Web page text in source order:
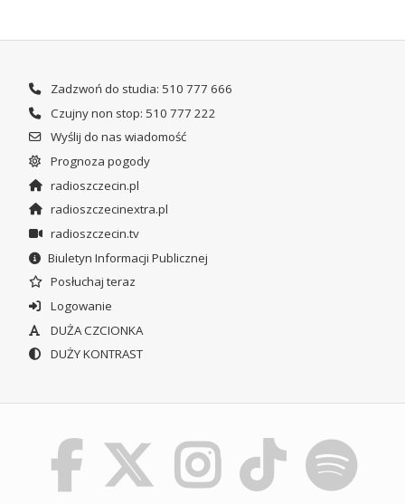
Zadzwoń do studia: 510 777 666
Czujny non stop: 510 777 222
Wyślij do nas wiadomość
Prognoza pogody
radioszczecin.pl
radioszczecinextra.pl
radioszczecin.tv
Biuletyn Informacji Publicznej
Posłuchaj teraz
Logowanie
DUŻA CZCIONKA
DUŻY KONTRAST